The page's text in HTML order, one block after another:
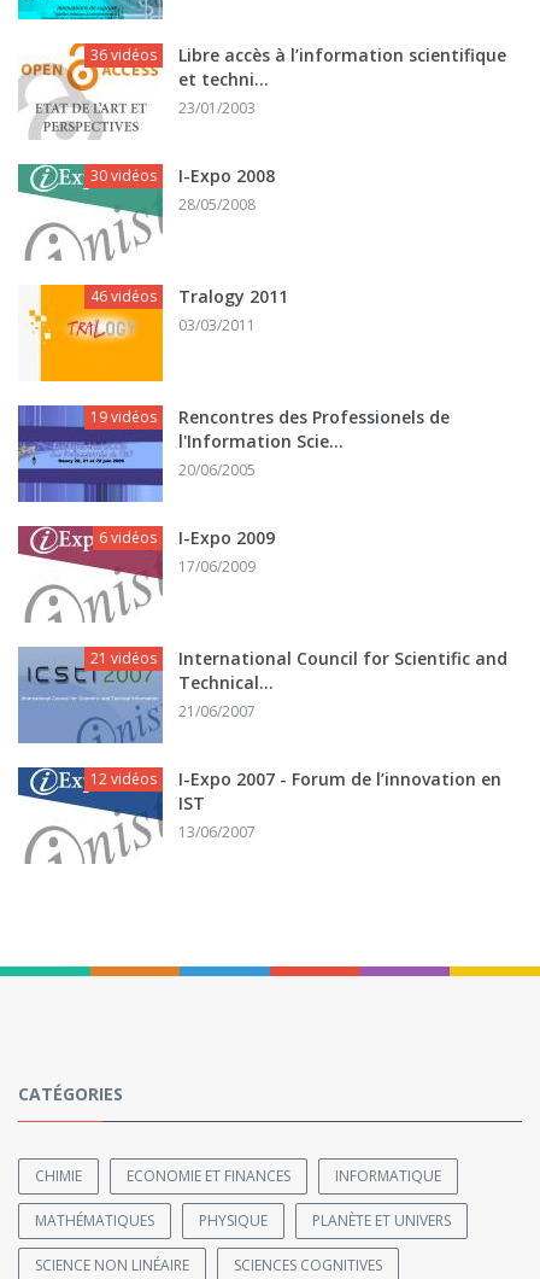
36 vidéos
Libre accès à l’information scientifique
et techni...
23/01/2003
30 vidéos I-Expo 2008
28/05/2008
46 vidéos Tralogy 2011
03/03/2011
19 vidéos
Rencontres des Professionels de
l'Information Scie...
20/06/2005
6 vidéos I-Expo 2009
17/06/2009
21 vidéos
International Council for Scientific and
Technical...
21/06/2007
12 vidéos
I-Expo 2007 - Forum de l’innovation en
IST
13/06/2007
CATÉGORIES
CHIMIE ECONOMIE ET FINANCES INFORMATIQUE
MATHÉMATIQUES PHYSIQUE PLANÈTE ET UNIVERS
SCIENCE NON LINÉAIRE SCIENCES COGNITIVES